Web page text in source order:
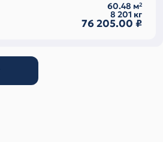
60.48 м2
8 201 кг
76 205.00 ₽